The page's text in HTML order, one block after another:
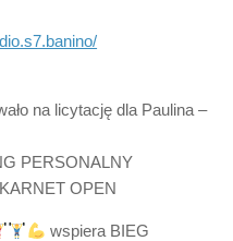
na licytację dla Paulina –
PERSONALNY
OPEN
wspiera BIEG